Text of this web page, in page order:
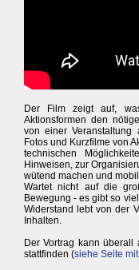
Der Film zeigt auf,
Aktionsformen den
von einer
Fotos und Kurzfilme von
technischen
Hinweisen, zur
wütend machen und
Wartet nicht auf die
Bewegung - es gibt so
Widerstand lebt von der
Inhalten.
Der Vortrag kann
stattfinden (siehe Seite